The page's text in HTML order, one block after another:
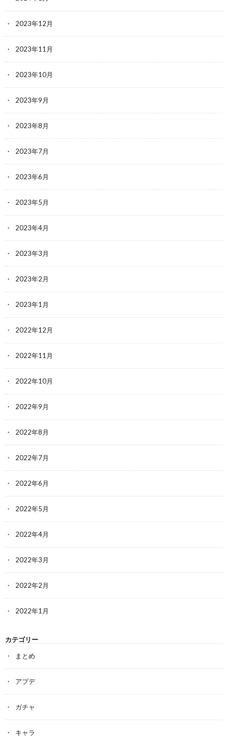
2023年12月
2023年11月
2023年10月
2023年9月
2023年8月
2023年7月
2023年6月
2023年5月
2023年4月
2023年3月
2023年2月
2023年1月
2022年12月
2022年11月
2022年10月
2022年9月
2022年8月
2022年7月
2022年6月
2022年5月
2022年4月
2022年3月
2022年2月
2022年1月
カテゴリー
まとめ
アプデ
ガチャ
キャラ